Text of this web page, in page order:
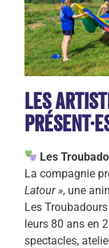
Les
Les
La compagnie
Latour », une
Les
leurs 80 ans en
spectacles,